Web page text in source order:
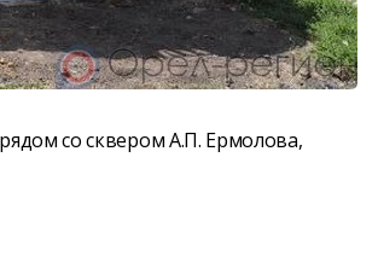
со сквером А.П. Ермолова,